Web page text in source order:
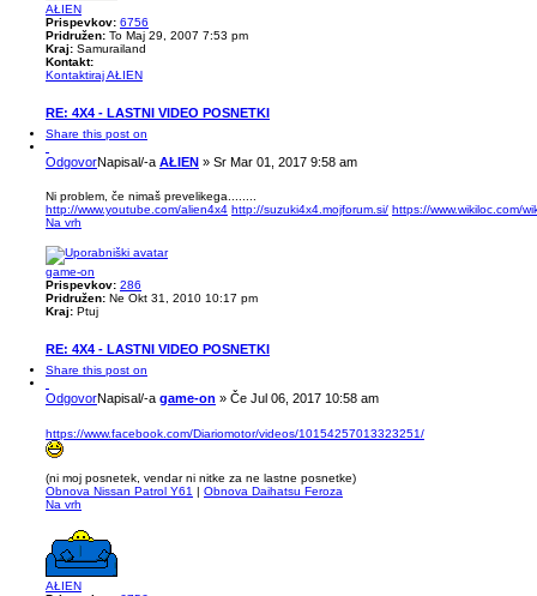
AŁIEN
Prispevkov: 6756
Pridružen: To Maj 29, 2007 7:53 pm
Kraj: Samurailand
Kontakt:
Kontaktiraj AŁIEN
RE: 4X4 - LASTNI VIDEO POSNETKI
Share this post on
OdgovorNapisal/-a AŁIEN » Sr Mar 01, 2017 9:58 am
Ni problem, če nimaš prevelikega........
http://www.youtube.com/alien4x4 http://suzuki4x4.mojforum.si/ https://www.wikiloc.com/
Na vrh
game-on
Prispevkov: 286
Pridružen: Ne Okt 31, 2010 10:17 pm
Kraj: Ptuj
RE: 4X4 - LASTNI VIDEO POSNETKI
Share this post on
OdgovorNapisal/-a game-on » Če Jul 06, 2017 10:58 am
https://www.facebook.com/Diariomotor/videos/10154257013323251/
(ni moj posnetek, vendar ni nitke za ne lastne posnetke)
Obnova Nissan Patrol Y61 | Obnova Daihatsu Feroza
Na vrh
AŁIEN